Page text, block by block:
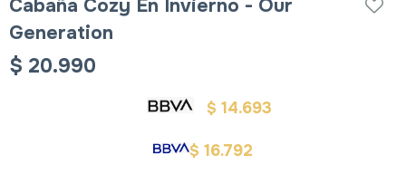
Cabaña Cozy En Invierno - Our
Generation
$ 20.990
$ 14.693
$ 16.792